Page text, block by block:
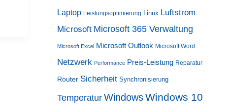
Laptop Leistungsoptimierung Linux Luftstrom
Microsoft Microsoft 365 Verwaltung
Microsoft Excel Microsoft Outlook Microsoft Word
Netzwerk Performance Preis-Leistung Reparatur
Router Sicherheit Synchronisierung
Temperatur WindowsWindows 10